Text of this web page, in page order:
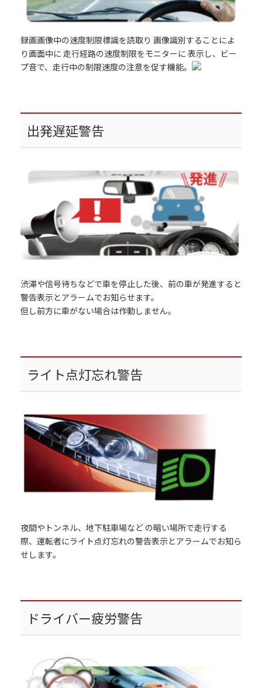
録画画像中の速度制限標識を読取り 画像識別することによ
り画面中に 走行経路の速度制限をモニターに 表示し、ビー
プ音で、走行中の制限速度の注意を促す機能。
出発遅延警告
渋滞や信号待ちなどで車を停止した後、前の車が発進すると
警告表示とアラームでお知らせます。
但し前方に車がない場合は作動しません。
ライト点灯忘れ警告
夜間やトンネル、地下駐車場など の暗い場所で走行する
際、運転者にライト点灯忘れの警告表示とアラームでお知ら
せします。
ドライバー疲労警告